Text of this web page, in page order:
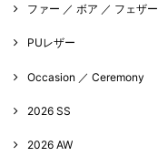
ファー ／ ボア ／ フェザー
PUレザー
Occasion ／ Ceremony
2026 SS
2026 AW